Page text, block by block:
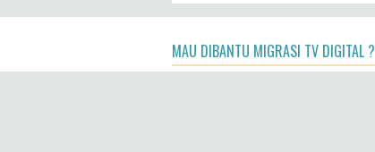
MAU DIBANTU MIGRASI TV DIGITAL ?